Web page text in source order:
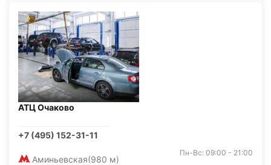
АТЦ Очаково
+7 (495) 152-31-11
Аминьевская(980 м)
Пн-Вс: 09:00 - 21:00